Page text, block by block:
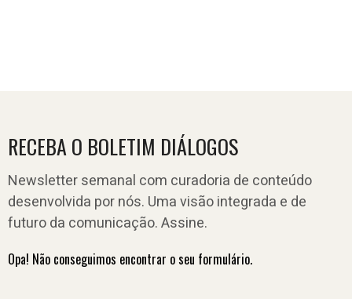
RECEBA O BOLETIM DIÁLOGOS
Newsletter semanal com curadoria de conteúdo
desenvolvida por nós. Uma visão integrada e de
futuro da comunicação. Assine.
Opa! Não conseguimos encontrar o seu formulário.